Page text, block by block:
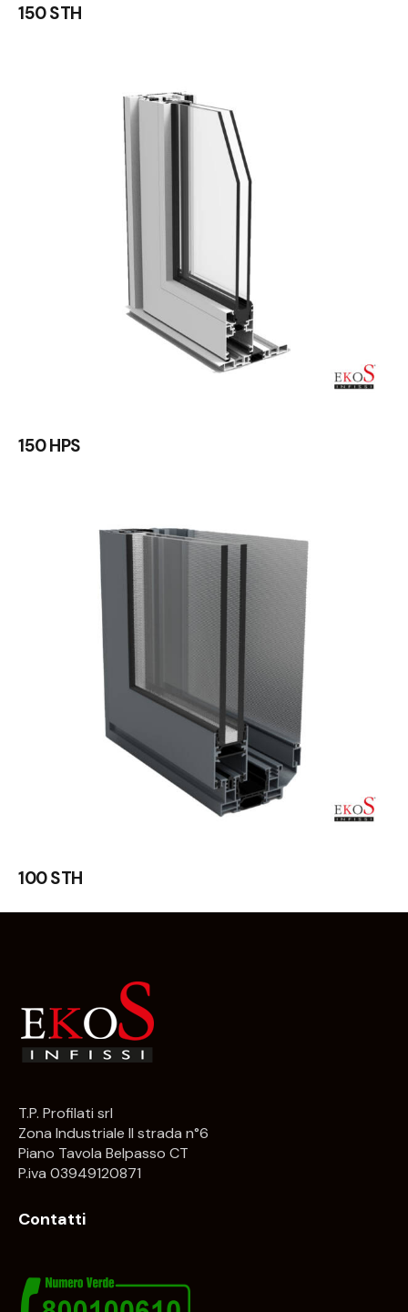
150 STH
150 HPS
100 STH
T.P. Profilati srl
Zona Industriale II strada n°6
Piano Tavola Belpasso CT
P.iva 03949120871
Contatti